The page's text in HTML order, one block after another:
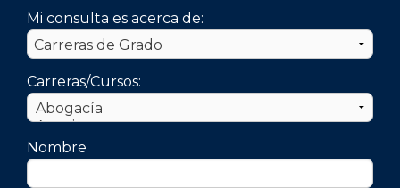
Mi consulta es acerca de:
Carreras/Cursos:
Nombre